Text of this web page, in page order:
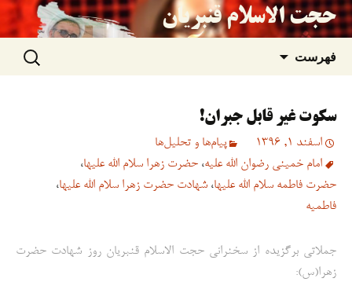
حجت الاسلام قنبریان
فهرست
نوشته‌ها
جستجو
برای:
سکوت غیر قابل جبران!
اسفند 1, 1396
پیام‌ها و تحلیل‌ها
امام خمینی رضوان الله علیه، حضرت زهرا سلام الله علیها،
حضرت فاطمه سلام الله علیها، شهادت حضرت زهرا سلام الله علیها،
فاطمیه
جملاتی برگزیده از سخنرانی حجت الاسلام قنبریان روز شهادت حضرت
زهرا(س):